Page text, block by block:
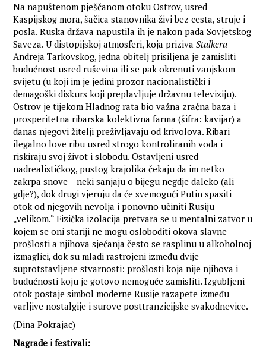
Na napuštenom pješčanom otoku Ostrov, usred
Kaspijskog mora, šačica stanovnika živi bez cesta, struje i
posla. Ruska država napustila ih je nakon pada Sovjetskog
Saveza. U distopijskoj atmosferi, koja prizivaStalkera
Andreja Tarkovskog, jedna obitelj prisiljena je zamisliti
budućnost usred ruševina ili se pak okrenuti vanjskom
svijetu (u koji im je jedini prozor nacionalistički i
demagoški diskurs koji preplavljuje državnu televiziju).
Ostrov je tijekom Hladnog rata bio važna zračna baza i
prosperitetna ribarska kolektivna farma (šifra: kavijar) a
danas njegovi žitelji preživljavaju od krivolova. Ribari
ilegalno love ribu usred strogo kontroliranih voda i
riskiraju svoj život i slobodu. Ostavljeni usred
nadrealističkog, pustog krajolika čekaju da im netko
zakrpa snove – neki sanjaju o bijegu negdje daleko (ali
gdje?), dok drugi vjeruju da će svemogući Putin spasiti
otok od njegovih nevolja i ponovno učiniti Rusiju
„velikom.“ Fizička izolacija pretvara se u mentalni zatvor u
kojem se oni stariji ne mogu osloboditi okova slavne
prošlosti a njihova sjećanja često se rasplinu u alkoholnoj
izmaglici, dok su mladi rastrojeni između dvije
suprotstavljene stvarnosti: prošlosti koja nije njihova i
budućnosti koju je gotovo nemoguće zamisliti. Izgubljeni
otok postaje simbol moderne Rusije razapete između
varljive nostalgije i surove posttranzicijske svakodnevice.
(Dina Pokrajac)
Nagrade i festivali: